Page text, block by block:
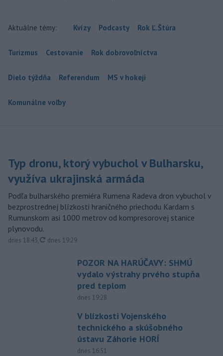
Aktuálne témy: Kvízy Podcasty Rok Ľ.Štúra
Turizmus Cestovanie Rok dobrovoľníctva
Dielo týždňa Referendum MS v hokeji
Komunálne voľby
Typ dronu, ktorý vybuchol v Bulharsku,
využíva ukrajinská armáda
Podľa bulharského premiéra Rumena Radeva dron vybuchol v
bezprostrednej blízkosti hraničného priechodu Kardam s
Rumunskom asi 1000 metrov od kompresorovej stanice
plynovodu.
dnes 18:43, aktualizované
dnes 19:29
POZOR NA HARÚČAVY: SHMÚ
vydalo výstrahy prvého stupňa
pred teplom
dnes 19:28
V blízkosti Vojenského
technického a skúšobného
ústavu Záhorie HORÍ
dnes 16:51